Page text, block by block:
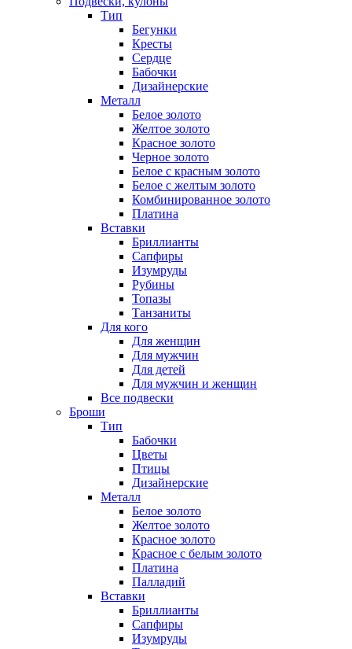
Тип
Бегунки
Кресты
Сердце
Бабочки
Дизайнерские
Металл
Белое золото
Желтое золото
Красное золото
Черное золото
Белое с красным золото
Белое с желтым золото
Комбинированное золото
Платина
Вставки
Бриллианты
Сапфиры
Изумруды
Рубины
Топазы
Танзаниты
Для кого
Для женщин
Для мужчин
Для детей
Для мужчин и женщин
Все подвески
Броши
Тип
Бабочки
Цветы
Птицы
Дизайнерские
Металл
Белое золото
Желтое золото
Красное золото
Красное с белым золото
Платина
Палладий
Вставки
Бриллианты
Сапфиры
Изумруды